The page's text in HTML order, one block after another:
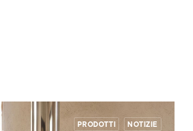
PRODOTTI NOTIZIE